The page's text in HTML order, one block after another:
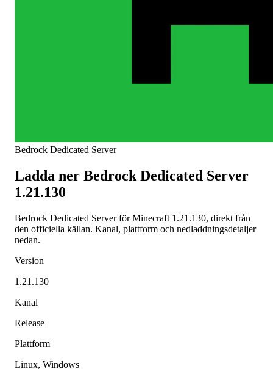
Bedrock Dedicated Server
Ladda ner Bedrock Dedicated Server
1.21.130
Bedrock Dedicated Server för Minecraft 1.21.130, direkt från
den officiella källan. Kanal, plattform och nedladdningsdetaljer
nedan.
Version
1.21.130
Kanal
Release
Plattform
Linux, Windows